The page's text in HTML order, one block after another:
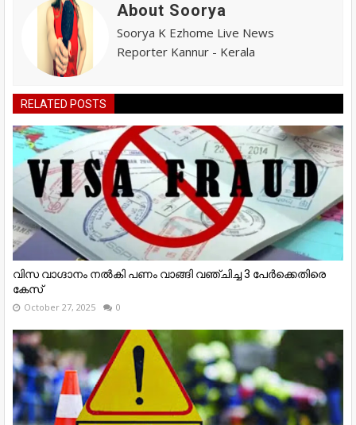
About Soorya
Soorya K Ezhome Live News
Reporter Kannur - Kerala
RELATED POSTS
വിസ വാഗ്ദാനം നൽകി പണം വാങ്ങി വഞ്ചിച്ച 3 പേർക്കെതിരെ
കേസ്
October 27, 2025 0